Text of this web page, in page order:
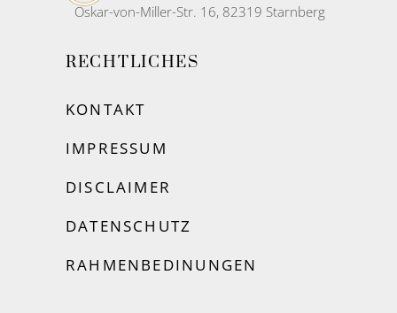
Oskar-von-Miller-Str. 16, 82319 Starnberg
RECHTLICHES
KONTAKT
IMPRESSUM
DISCLAIMER
DATENSCHUTZ
RAHMENBEDINUNGEN